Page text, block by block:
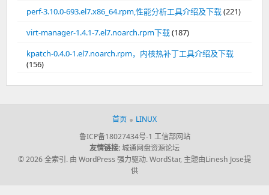
perf-3.10.0-693.el7.x86_64.rpm,性能分析工具介绍及下载(221)
virt-manager-1.4.1-7.el7.noarch.rpm下载(187)
kpatch-0.4.0-1.el7.noarch.rpm，内核热补丁工具介绍及下载
(156)
首页
LINUX
鲁ICP备18027434号-1 工信部网站
友情链接:城通网盘资源论坛
© 2026 全索引. 由 WordPress 强力驱动.WordStar, 主题由Linesh Jose提
供